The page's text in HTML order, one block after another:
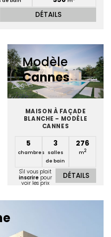
DÉTAILS
Modèle
Cannes
MAISON À FAÇADE
BLANCHE – MODÈLE
CANNES
5
chambres
3
salles
de bain
276
m2
S'il vous plait
inscrirepour
voir les prix
DÉTAILS